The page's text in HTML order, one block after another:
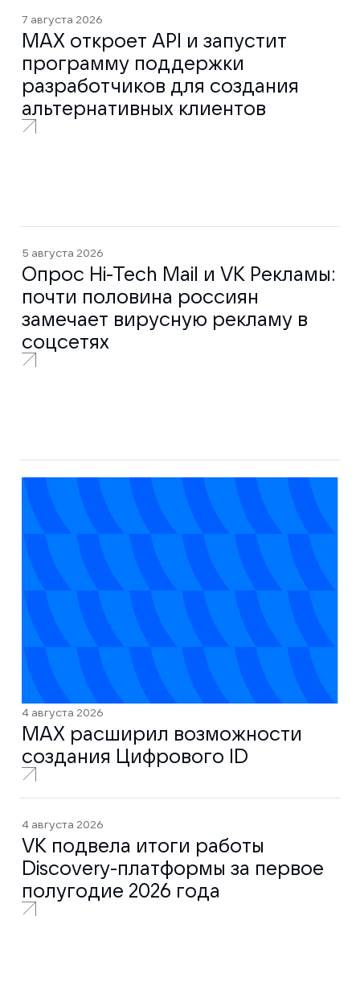
7 августа 2026
MAX откроет API и запустит
программу поддержки
разработчиков для создания
альтернативных клиентов
5 августа 2026
Опрос Hi-Tech Mail и VK Рекламы:
почти половина россиян
замечает вирусную рекламу в
соцсетях
4 августа 2026
MAX расширил возможности
создания Цифрового ID
4 августа 2026
VK подвела итоги работы
Discovery-платформы за первое
полугодие 2026 года